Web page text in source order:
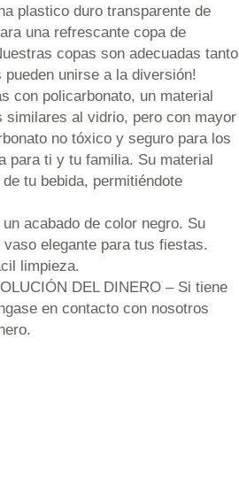
plastico duro transparente de
una refrescante copa de
copas son adecuadas tanto
unirse a la diversión!
con policarbonato, un material
similares al vidrio, pero con mayor
no tóxico y seguro para los
para ti y tu familia. Su material
tu bebida, permitiéndote
acabado de color negro. Su
elegante para tus fiestas.
limpieza.
DEL DINERO – Si tiene
en contacto con nosotros